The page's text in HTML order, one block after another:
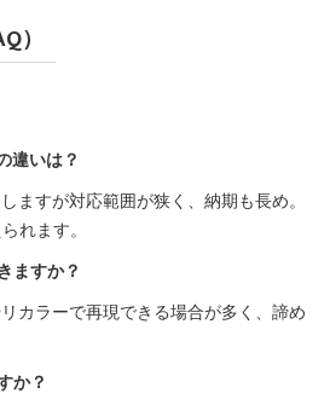
）
違いは？
ますが対応範囲が狭く、納期も長め。
れます。
ますか？
カラーで再現できる場合が多く、諦め
か？